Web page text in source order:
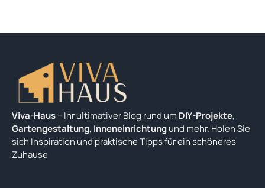
Viva-Haus– Ihr ultimativer Blog rund um DIY-Projekte,
Gartengestaltung, Inneneinrichtungund mehr. Holen Sie
sich Inspiration und praktische Tipps für ein schöneres
Zuhause